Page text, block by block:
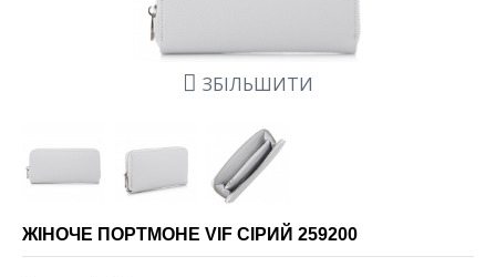
ЗБІЛЬШИТИ
ЖІНОЧЕ ПОРТМОНЕ VIF СІРИЙ 259200